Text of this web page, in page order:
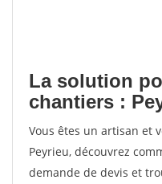
La solution
chantiers :
Vous êtes un artisan et
Peyrieu, découvrez
demande de devis et